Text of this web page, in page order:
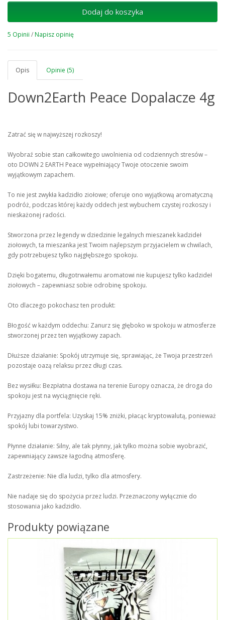
Dodaj do koszyka
5 Opinii /Napisz opinię
Opis Opinie (5)
Down2Earth Peace Dopalacze 4g
Zatrać się w najwyższej rozkoszy!
Wyobraź sobie stan całkowitego uwolnienia od codziennych stresów –
oto DOWN 2 EARTH Peace wypełniający Twoje otoczenie swoim
wyjątkowym zapachem.
To nie jest zwykła kadzidło ziołowe; oferuje ono wyjątkową aromatyczną
podróż, podczas której każdy oddech jest wybuchem czystej rozkoszy i
nieskażonej radości.
Stworzona przez legendy w dziedzinie legalnych mieszanek kadzideł
ziołowych, ta mieszanka jest Twoim najlepszym przyjacielem w chwilach,
gdy potrzebujesz tylko najgłębszego spokoju.
Dzięki bogatemu, długotrwałemu aromatowi nie kupujesz tylko kadzideł
ziołowych – zapewniasz sobie odrobinę spokoju.
Oto dlaczego pokochasz ten produkt:
Błogość w każdym oddechu: Zanurz się głęboko w spokoju w atmosferze
stworzonej przez ten wyjątkowy zapach.
Dłuższe działanie: Spokój utrzymuje się, sprawiając, że Twoja przestrzeń
pozostaje oazą relaksu przez długi czas.
Bez wysiłku: Bezpłatna dostawa na terenie Europy oznacza, że droga do
spokoju jest na wyciągnięcie ręki.
Przyjazny dla portfela: Uzyskaj 15% zniżki, płacąc kryptowalutą, ponieważ
spokój lubi towarzystwo.
Płynne działanie: Silny, ale tak płynny, jak tylko można sobie wyobrazić,
zapewniający zawsze łagodną atmosferę.
Zastrzeżenie: Nie dla ludzi, tylko dla atmosfery.
Nie nadaje się do spożycia przez ludzi. Przeznaczony wyłącznie do
stosowania jako kadzidło.
Produkty powiązane